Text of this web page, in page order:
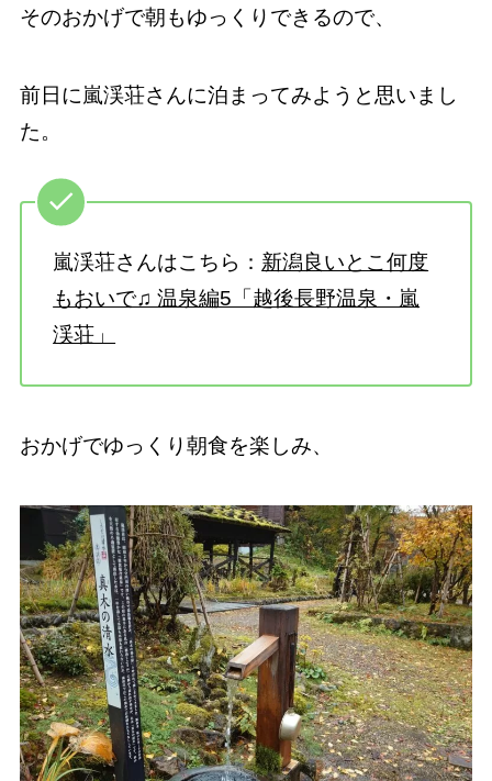
そのおかげで朝もゆっくりできるので、
前日に嵐渓荘さんに泊まってみようと思いまし
た。
嵐渓荘さんはこちら： 新潟良いとこ何度
もおいで♫ 温泉編5「越後長野温泉・嵐
渓荘」
おかげでゆっくり朝食を楽しみ、